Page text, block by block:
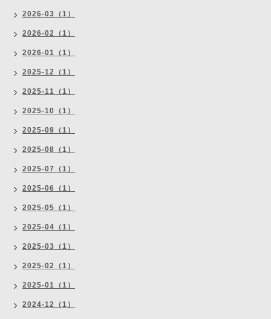
2026-03（1）
2026-02（1）
2026-01（1）
2025-12（1）
2025-11（1）
2025-10（1）
2025-09（1）
2025-08（1）
2025-07（1）
2025-06（1）
2025-05（1）
2025-04（1）
2025-03（1）
2025-02（1）
2025-01（1）
2024-12（1）